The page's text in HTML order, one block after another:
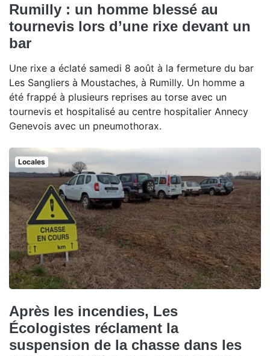
Rumilly : un homme blessé au
tournevis lors d’une rixe devant un
bar
Une rixe a éclaté samedi 8 août à la fermeture du bar
Les Sangliers à Moustaches, à Rumilly. Un homme a
été frappé à plusieurs reprises au torse avec un
tournevis et hospitalisé au centre hospitalier Annecy
Genevois avec un pneumothorax.
Locales
Après les incendies, Les
Écologistes réclament la
suspension de la chasse dans les